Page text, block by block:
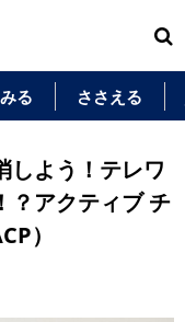
みる ささえる
しよう！テレワ
？アクティブ チ
）